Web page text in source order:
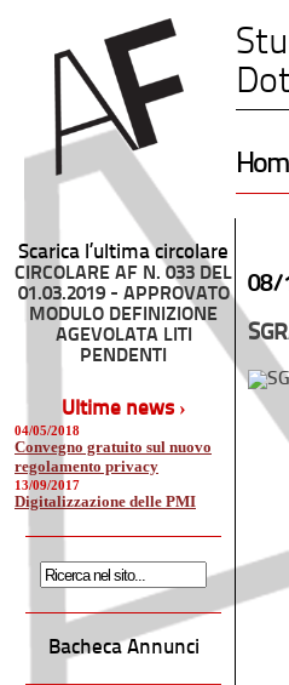
Scarica l’ultima circolare
CIRCOLARE AF N. 033 DEL
01.03.2019 - APPROVATO
MODULO DEFINIZIONE
AGEVOLATA LITI
PENDENTI
Ultime news ›
04/05/2018
Convegno gratuito sul nuovo
regolamento privacy
13/09/2017
Digitalizzazione delle PMI
Bacheca Annunci
08/